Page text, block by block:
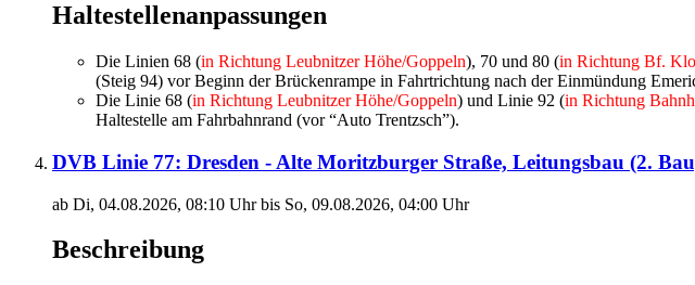
Haltestellenanpassungen
Die Linien 68 (in Richtung Leubnitzer Höhe/Goppeln), 70 und 80 (in Richtung Bf.
(Steig 94) vor Beginn der Brückenrampe in Fahrtrichtung nach der Einmündung
Die Linie 68 (in Richtung Leubnitzer Höhe/Goppeln) und Linie 92 (in Richtung
Haltestelle am Fahrbahnrand (vor “Auto Trentzsch”).
DVB Linie 77: Dresden - Alte Moritzburger Straße, Leitungsbau (2.
ab Di, 04.08.2026, 08:10 Uhr bis So, 09.08.2026, 04:00 Uhr
Beschreibung